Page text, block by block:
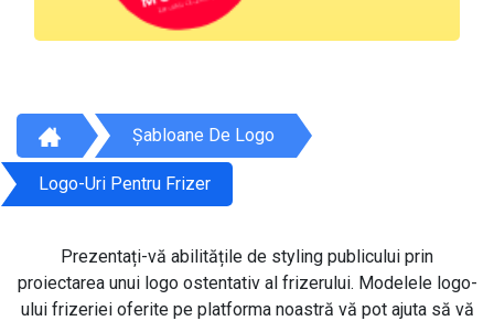
Șabloane De Logo
Logo-Uri Pentru Frizer
Prezentați-vă abilitățile de styling publicului prin
proiectarea unui logo ostentativ al frizerului. Modelele logo-
ului frizeriei oferite pe platforma noastră vă pot ajuta să vă